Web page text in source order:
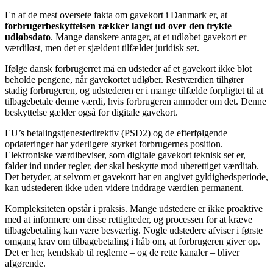
En af de mest oversete fakta om gavekort i Danmark er, at
forbrugerbeskyttelsen rækker langt ud over den trykte
udløbsdato. Mange danskere antager, at et udløbet gavekort er
værdiløst, men det er sjældent tilfældet juridisk set.
Ifølge dansk forbrugerret må en udsteder af et gavekort ikke blot
beholde pengene, når gavekortet udløber. Restværdien tilhører
stadig forbrugeren, og udstederen er i mange tilfælde forpligtet til at
tilbagebetale denne værdi, hvis forbrugeren anmoder om det. Denne
beskyttelse gælder også for digitale gavekort.
EU’s betalingstjenestedirektiv (PSD2) og de efterfølgende
opdateringer har yderligere styrket forbrugernes position.
Elektroniske værdibeviser, som digitale gavekort teknisk set er,
falder ind under regler, der skal beskytte mod uberettiget værditab.
Det betyder, at selvom et gavekort har en angivet gyldighedsperiode,
kan udstederen ikke uden videre inddrage værdien permanent.
Kompleksiteten opstår i praksis. Mange udstedere er ikke proaktive
med at informere om disse rettigheder, og processen for at kræve
tilbagebetaling kan være besværlig. Nogle udstedere afviser i første
omgang krav om tilbagebetaling i håb om, at forbrugeren giver op.
Det er her, kendskab til reglerne – og de rette kanaler – bliver
afgørende.